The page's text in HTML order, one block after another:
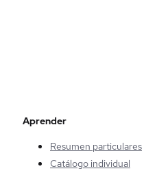
Aprender
Resumen particulares
Catálogo individual